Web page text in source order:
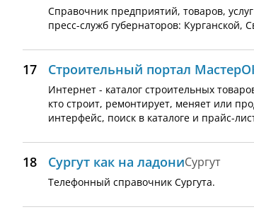
Справочник предприятий, товаров,
пресс-служб губернаторов:
17 Строительный портал
Интернет - каталог строительных
кто строит, ремонтирует, меняет или
интерфейс, поиск в каталоге и прайс-
18 Сургут как на ладониСургут
Телефонный справочник Сургута.